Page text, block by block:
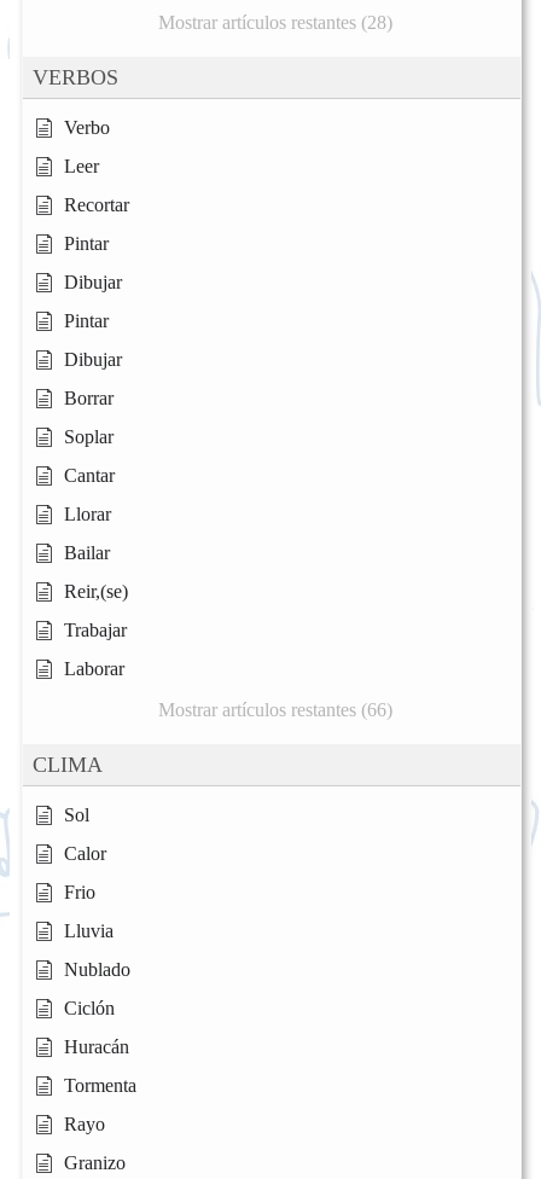
Mostrar artículos restantes (28)
VERBOS
Verbo
Leer
Recortar
Pintar
Dibujar
Pintar
Dibujar
Borrar
Soplar
Cantar
Llorar
Bailar
Reir,(se)
Trabajar
Laborar
Mostrar artículos restantes (66)
CLIMA
Sol
Calor
Frio
Lluvia
Nublado
Ciclón
Huracán
Tormenta
Rayo
Granizo